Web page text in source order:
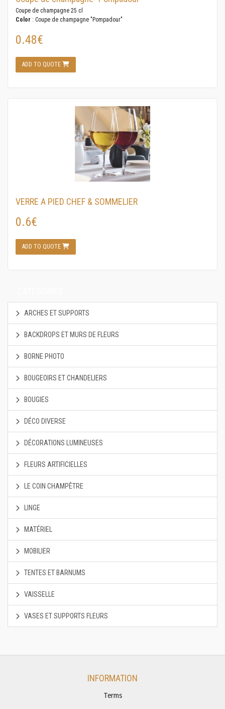
Coupe de champagne 25 cl
Color : Coupe de champagne "Pompadour"
0.48€
ADD TO QUOTE
VERRE A PIED CHEF & SOMMELIER
0.6€
ADD TO QUOTE
ARCHES ET SUPPORTS
BACKDROPS ET MURS DE FLEURS
BORNE PHOTO
BOUGEOIRS ET CHANDELIERS
BOUGIES
DÉCO DIVERSE
DÉCORATIONS LUMINEUSES
FLEURS ARTIFICIELLES
LE COIN CHAMPÊTRE
LINGE
MATÉRIEL
MOBILIER
TENTES ET BARNUMS
VAISSELLE
VASES ET SUPPORTS FLEURS
INFORMATION
Terms